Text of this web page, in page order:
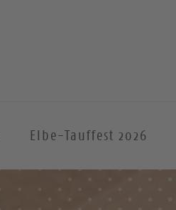
Elbe-Tauffest 2026